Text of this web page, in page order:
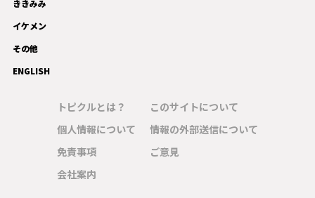
ききみみ
イケメン
その他
ENGLISH
トピクルとは？
個人情報について
免責事項
会社案内
このサイトについて
情報の外部送信について
ご意見